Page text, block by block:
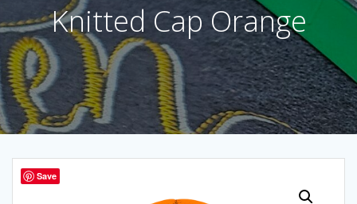
Knitted Cap Orange
Save